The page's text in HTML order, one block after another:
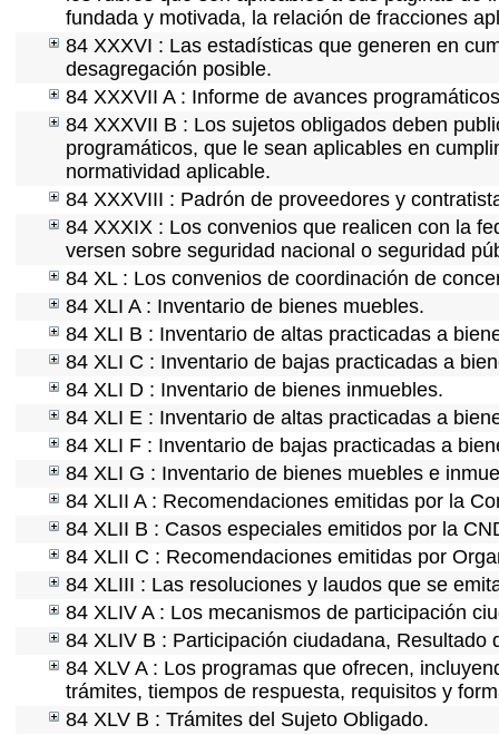
fundada y motivada, la relación de fracciones
84 XXXVI : Las estadísticas que generen en
desagregación posible.
84 XXXVII A : Informe de avances
84 XXXVII B : Los sujetos obligados deben
programáticos, que le sean aplicables en
normatividad aplicable.
84 XXXVIII : Padrón de proveedores y
84 XXXIX : Los convenios que realicen con la
versen sobre seguridad nacional o seguridad
84 XL : Los convenios de coordinación de
84 XLI A : Inventario de bienes muebles.
84 XLI B : Inventario de altas practicadas a
84 XLI C : Inventario de bajas practicadas a
84 XLI D : Inventario de bienes inmuebles.
84 XLI E : Inventario de altas practicadas a
84 XLI F : Inventario de bajas practicadas a
84 XLI G : Inventario de bienes muebles e
84 XLII A : Recomendaciones emitidas por la
84 XLII B : Casos especiales emitidos por la
84 XLII C : Recomendaciones emitidas por
84 XLIII : Las resoluciones y laudos que se
84 XLIV A : Los mecanismos de participación
84 XLIV B : Participación ciudadana, Resultado
84 XLV A : Los programas que ofrecen,
trámites, tiempos de respuesta, requisitos y
84 XLV B : Trámites del Sujeto Obligado.